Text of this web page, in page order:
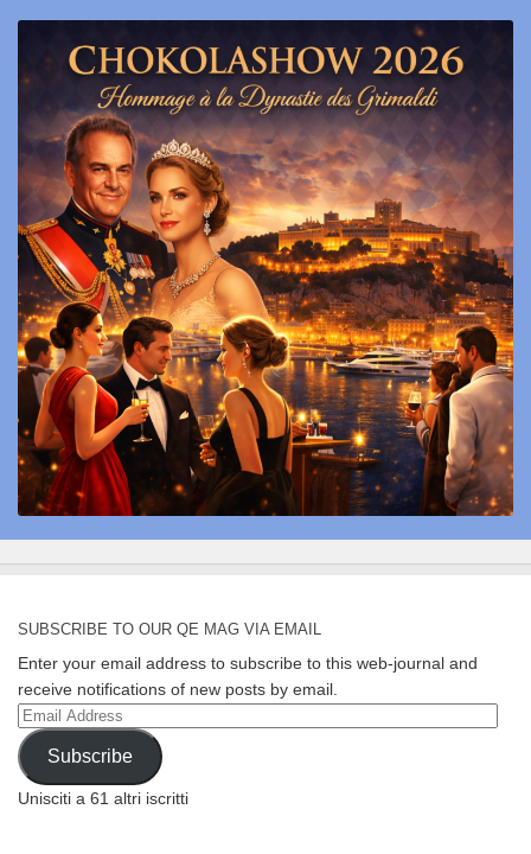
SUBSCRIBE TO OUR QE MAG VIA EMAIL
Enter your email address to subscribe to this web-journal and
receive notifications of new posts by email.
Email
Address
Subscribe
Unisciti a 61 altri iscritti